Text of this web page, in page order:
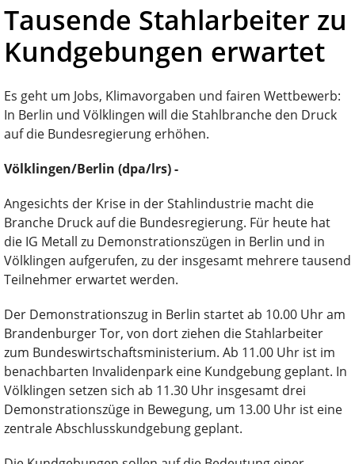
Tausende Stahlarbeiter zu
Kundgebungen erwartet
Es geht um Jobs, Klimavorgaben und fairen Wettbewerb:
In Berlin und Völklingen will die Stahlbranche den Druck
auf die Bundesregierung erhöhen.
Völklingen/Berlin (dpa/lrs) -
Angesichts der Krise in der Stahlindustrie macht die
Branche Druck auf die Bundesregierung. Für heute hat
die IG Metall zu Demonstrationszügen in Berlin und in
Völklingen aufgerufen, zu der insgesamt mehrere tausend
Teilnehmer erwartet werden.
Der Demonstrationszug in Berlin startet ab 10.00 Uhr am
Brandenburger Tor, von dort ziehen die Stahlarbeiter
zum Bundeswirtschaftsministerium. Ab 11.00 Uhr ist im
benachbarten Invalidenpark eine Kundgebung geplant. In
Völklingen setzen sich ab 11.30 Uhr insgesamt drei
Demonstrationszüge in Bewegung, um 13.00 Uhr ist eine
zentrale Abschlusskundgebung geplant.